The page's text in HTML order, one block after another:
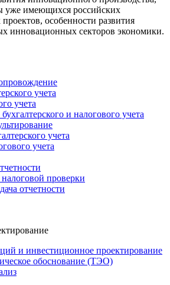
уже имеющихся российских
особенности развития
инновационных секторов экономики.
учета
учета
и налогового учета
учета
учета
проверки
отчетности
и инвестиционное проектирование
обоснование (ТЭО)